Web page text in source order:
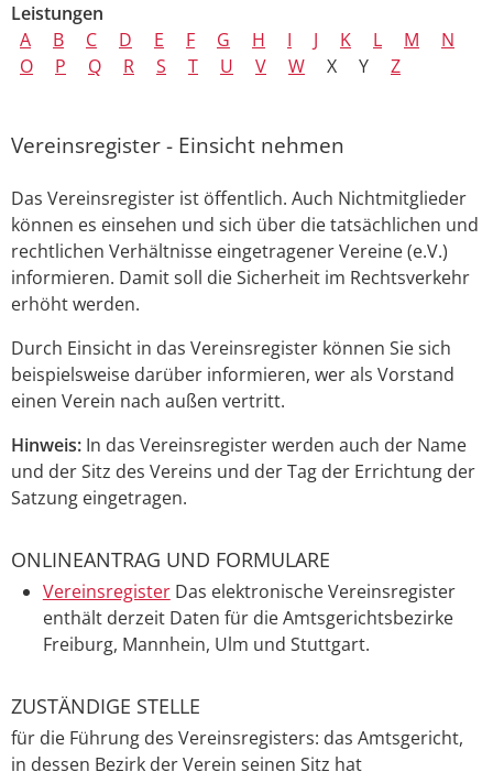
Leistungen
A
B C D E F G H I J K L M
N
O
P Q R S T U V W X Y Z
Vereinsregister - Einsicht nehmen
Das Vereinsregister ist öffentlich. Auch Nichtmitglieder
können es einsehen und sich über die tatsächlichen und
rechtlichen Verhältnisse eingetragener Vereine (e.V.)
informieren. Damit soll die Sicherheit im Rechtsverkehr
erhöht werden.
Durch Einsicht in das Vereinsregister können Sie sich
beispielsweise darüber informieren, wer als Vorstand
einen Verein nach außen vertritt.
Hinweis: In das Vereinsregister werden auch der Name
und der Sitz des Vereins und der Tag der Errichtung der
Satzung eingetragen.
ONLINEANTRAG UND FORMULARE
Vereinsregister Das elektronische Vereinsregister
enthält derzeit Daten für die Amtsgerichtsbezirke
Freiburg, Mannhein, Ulm und Stuttgart.
ZUSTÄNDIGE STELLE
für die Führung des Vereinsregisters: das Amtsgericht,
in dessen Bezirk der Verein seinen Sitz hat